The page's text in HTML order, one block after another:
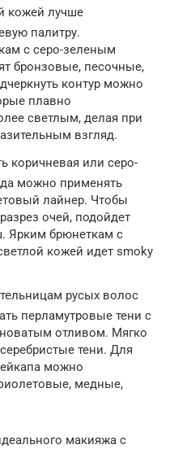
кожей лучше
палитру.
с серо-зеленым
бронзовые, песочные,
контур можно
плавно
светлым, делая при
взгляд.
коричневая или серо-
можно применять
лайнер. Чтобы
очей, подойдет
Ярким брюнеткам с
кожей идет smoky
русых волос
перламутровые тени с
отливом. Мягко
тени. Для
можно
медные,
макияжа с